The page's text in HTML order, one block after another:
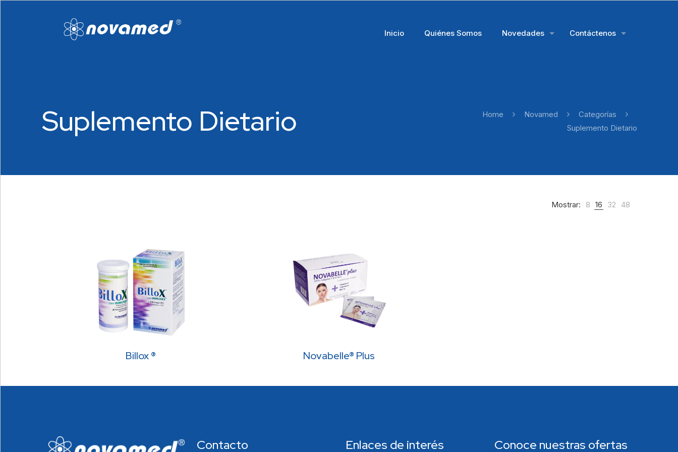
Inicio Quiénes Somos Novedades Contáctenos
Suplemento Dietario Home Novamed
Categorías
Suplemento Dietario
Mostrar: 8 16 32 48
Billox ® Novabelle® Plus
Contacto Enlaces de interés Conoce nuestras ofertas